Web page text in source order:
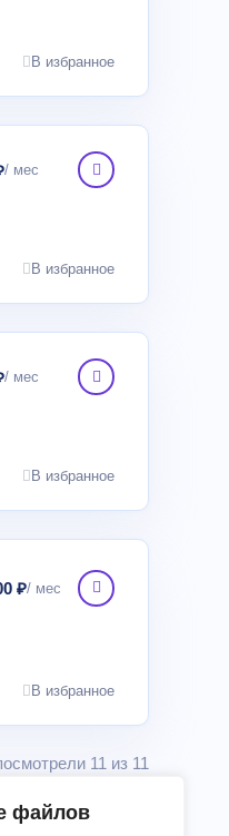
файлов
В избранное
В избранное
В избранное
₽
В избранное
11 из 11